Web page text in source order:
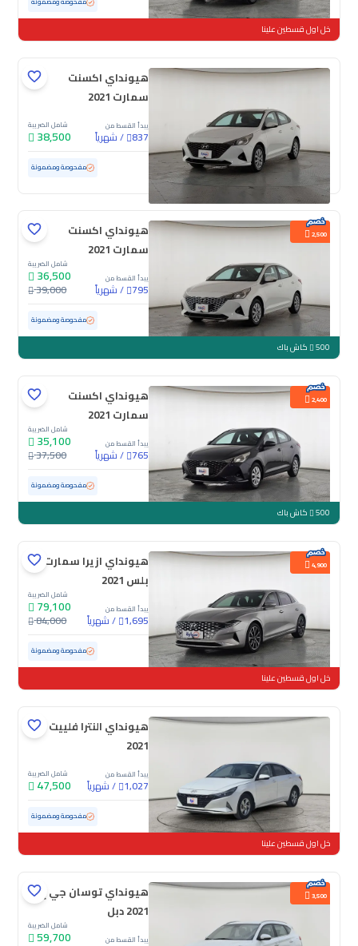
خل اول قسطين علينا
هيونداي اكسنت
سمارت 2021
يبدأ القسط من
837
/شهرياً
شامل الضريبة
38,500
مستعملة 154,930 كم مفحوصة ومضمونة
2,500
هيونداي اكسنت
سمارت 2021
يبدأ القسط من
795
/شهرياً
شامل الضريبة
36,500
39,000
مستعملة 167,538 كم مفحوصة ومضمونة
500 كاش باك
2,400
هيونداي اكسنت
سمارت 2021
يبدأ القسط من
765
/شهرياً
شامل الضريبة
35,100
37,500
مستعملة 160,124 كم مفحوصة ومضمونة
500 كاش باك
4,900
هيونداي ازيرا سمارت
بلس 2021
يبدأ القسط من
1,695
/شهرياً
شامل الضريبة
79,100
84,000
مستعملة 88,741 كم مفحوصة ومضمونة
خل اول قسطين علينا
هيونداي النترا فلييت
2021
يبدأ القسط من
1,027
/شهرياً
شامل الضريبة
47,500
مستعملة 124,493 كم مفحوصة ومضمونة
خل اول قسطين علينا
3,500
هيونداي توسان جي إل
2021 دبل
يبدأ القسط من
شامل الضريبة
59,700